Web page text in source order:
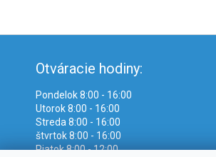
Otváracie hodiny:
Pondelok 8:00 - 16:00
Utorok 8:00 - 16:00
Streda 8:00 - 16:00
štvrtok 8:00 - 16:00
Piatok 8:00 - 12:00